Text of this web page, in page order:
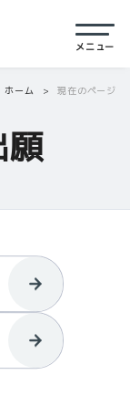
ホーム 現在のページ
願